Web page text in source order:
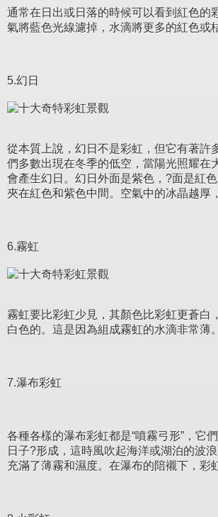
通常在日出或日落的時候可以看到紅色的
氣將藍色光線濾掉，水滴將更多的紅色或
5.幻日
從本質上說，幻日不是彩虹，但它有著許
們多數出現在冬季的低空，當陽光照耀在
會產生幻日。幻日外面是紫色，?面是紅
夾在紅色和紫色中間。空氣中的冰晶越厚
6.霧虹
霧虹要比彩虹少見，其顏色比彩虹更蒼白
白色的。這是因為組成霧虹的水滴非常薄。
7.瀑布彩虹
各種各樣的瀑布彩虹都是“噴霧弓形”，它
日子?形成，這時風吹起海洋或湖泊的波
充滿了薄霧和濕度。在瀑布的陪襯下，彩